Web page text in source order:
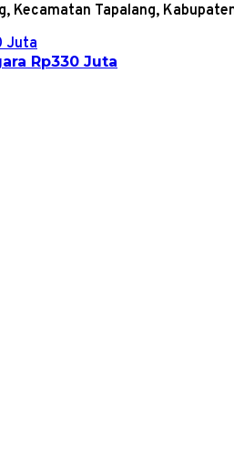
Kecamatan Tapalang,
Rp330 Juta